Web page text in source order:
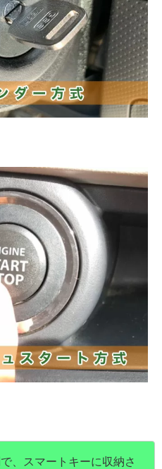
、スマートキーに収納さ